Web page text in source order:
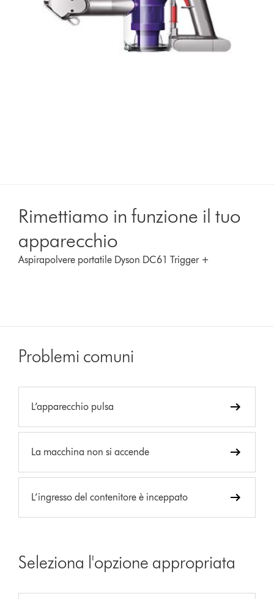
Rimettiamo in funzione il tuo
apparecchio
Aspirapolvere portatile Dyson DC61 Trigger +
Problemi comuni
L’apparecchio pulsa
La macchina non si accende
L’ingresso del contenitore è inceppato
Seleziona l'opzione appropriata